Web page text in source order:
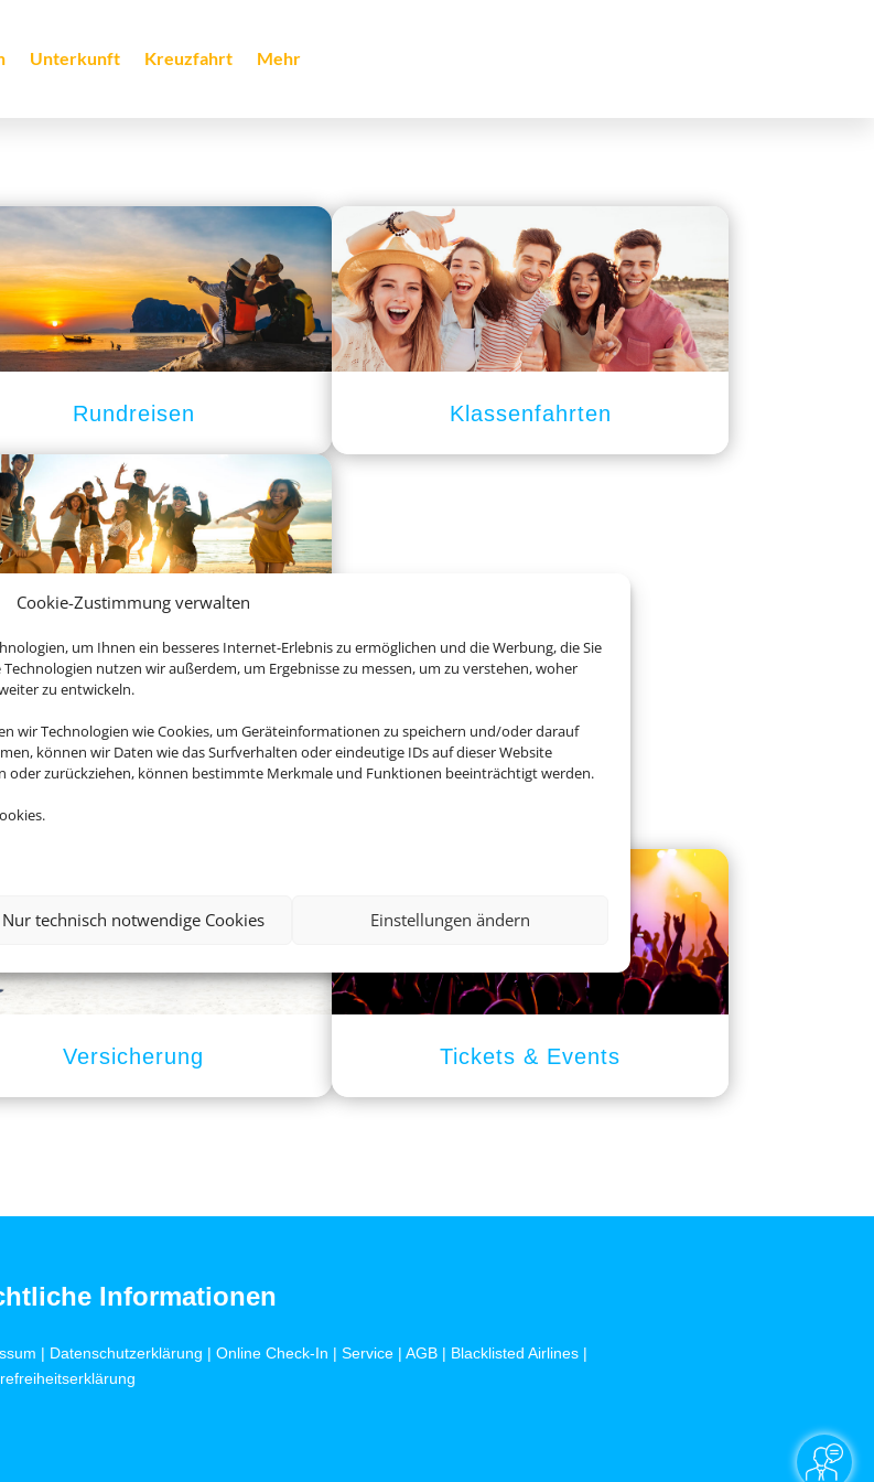
Cookie-Zustimmung verwalten
um Ihnen ein besseres Internet-Erlebnis zu ermöglichen und die Werbung, die Sie
nutzen wir außerdem, um Ergebnisse zu messen, um zu verstehen, woher
zu entwickeln.
wir Technologien wie Cookies, um Geräteinformationen zu speichern und/oder darauf
können wir Daten wie das Surfverhalten oder eindeutige IDs auf dieser Website
oder zurückziehen, können bestimmte Merkmale und Funktionen beeinträchtigt werden.
Nur technisch notwendige Cookies Einstellungen ändern
Unterkunft Kreuzfahrt Mehr
Rundreisen Klassenfahrten
Gruppenreisen
für Ihre Reise
Extras, die oft dazu gebucht werden.
Versicherung Tickets & Events
Informationen
| Datenschutzerklärung | Online Check-In | Service| AGB| Blacklisted Airlines|